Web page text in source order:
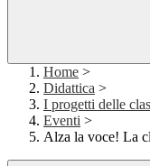
Home >
Didattica >
I progetti delle
Eventi >
Alza la voce! La